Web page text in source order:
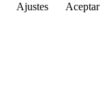
Ajustes Aceptar